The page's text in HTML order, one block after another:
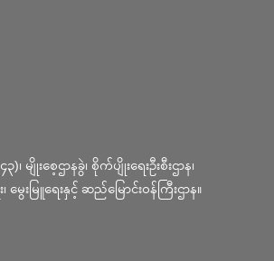
၊ မျိုးစေ့ဌာနခွဲ၊ စိုက်ပျိုးရေးဦးစီးဌာန၊
မွေးမြူရေးနှင့် ဆည်မြောင်း၀န်ကြီးဌာန။